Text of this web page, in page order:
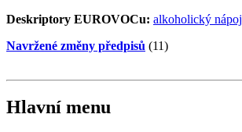
Deskriptory EUROVOCu: alkoholický nápoj
Navržené změny předpisů (11)
Hlavní menu